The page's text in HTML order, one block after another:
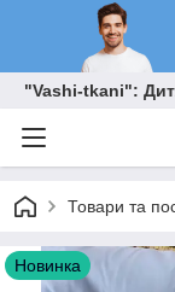
"Vashi-tkani":
Товари та
Новинка